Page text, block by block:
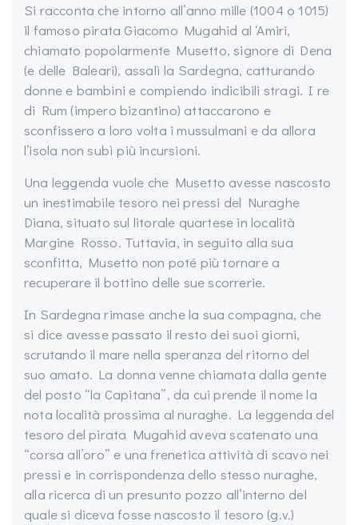
Si racconta che intorno all’anno mille (1004 o 1015)
il famoso pirata Giacomo Mugahid al ‘Amiri,
chiamato popolarmente Musetto, signore di Dena
(e delle Baleari), assalì la Sardegna, catturando
donne e bambini e compiendo indicibili stragi. I re
di Rum (impero bizantino) attaccarono e
sconfissero a loro volta i mussulmani e da allora
l’isola non subì più incursioni.
Una leggenda vuole che Musetto avesse nascosto
un inestimabile tesoro nei pressi del Nuraghe
Diana, situato sul litorale quartese in località
Margine Rosso. Tuttavia, in seguito alla sua
sconfitta, Musetto non poté più tornare a
recuperare il bottino delle sue scorrerie.
In Sardegna rimase anche la sua compagna, che
si dice avesse passato il resto dei suoi giorni,
scrutando il mare nella speranza del ritorno del
suo amato. La donna venne chiamata dalla gente
del posto “la Capitana”, da cui prende il nome la
nota località prossima al nuraghe. La leggenda del
tesoro del pirata Mugahid aveva scatenato una
“corsa all’oro” e una frenetica attività di scavo nei
pressi e in corrispondenza dello stesso nuraghe,
alla ricerca di un presunto pozzo all’interno del
quale si diceva fosse nascosto il tesoro (g.v.)